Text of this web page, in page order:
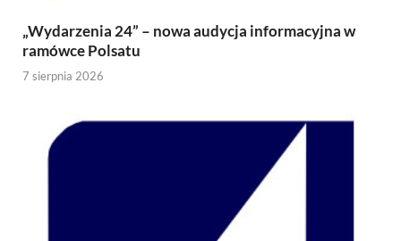
„Wydarzenia 24” – nowa audycja informacyjna w
ramówce Polsatu
7 sierpnia 2026